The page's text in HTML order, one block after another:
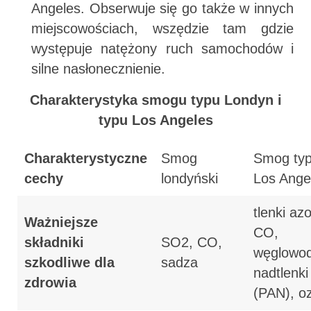
Angeles. Obserwuje się go także w innych
miejscowościach, wszędzie tam gdzie
występuje natężony ruch samochodów i
silne nasłonecznienie.
Charakterystyka smogu typu Londyn i
typu Los Angeles
Charakterystyczne
cechy
Smog
londyński
Smog
Los
Ważniejsze
składniki
szkodliwe dla
zdrowia
SO2, CO,
sadza
tlenki
CO,
(PAN),